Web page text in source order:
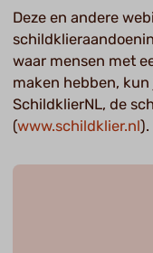
Deze en andere
waar mensen met
maken hebben,
SchildklierNL, de
(www.schildklier.nl).